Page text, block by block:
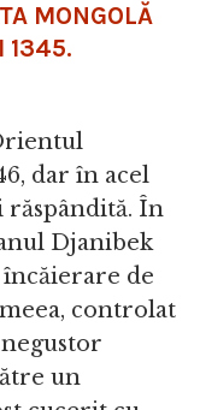
MONGOLĂ
1345.
dar în acel
răspândită. În
Djanibek
încăierare de
controlat
un